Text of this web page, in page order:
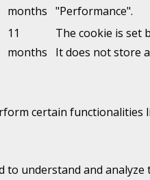
months "Performance".
11
months
The cookie is set
It does not store
certain
to understand and